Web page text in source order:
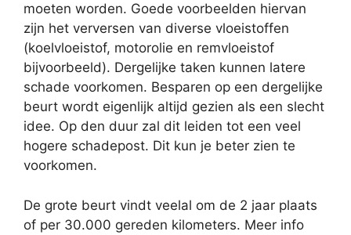
moeten worden. Goede voorbeelden hiervan
zijn het verversen van diverse vloeistoffen
(koelvloeistof, motorolie en remvloeistof
bijvoorbeeld). Dergelijke taken kunnen latere
schade voorkomen. Besparen op een dergelijke
beurt wordt eigenlijk altijd gezien als een slecht
idee. Op den duur zal dit leiden tot een veel
hogere schadepost. Dit kun je beter zien te
voorkomen.
De grote beurt vindt veelal om de 2 jaar plaats
of per 30.000 gereden kilometers. Meer info